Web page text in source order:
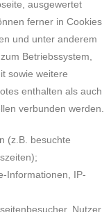
ausgewertet
ferner in Cookies
und unter anderem
Betriebssystem,
sowie weitere
enthalten als auch
verbunden werden.
(z.B. besuchte
Informationen, IP-
Nutzer